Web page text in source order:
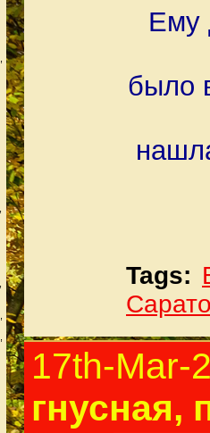
Ему
было
Tags:
17th-Mar-
гнусная,